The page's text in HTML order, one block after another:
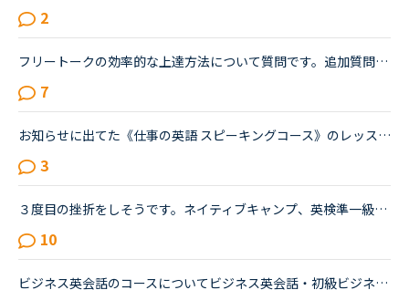
2
フリートークの効率的な上達方法について質問です。追加質問の為、コメントに投稿致しました。私はこれまで、Callan、SIDE by SIDE、文法等インプット中心の教材で約1年ほど受講してきましたが、今後はフリートー...
7
お知らせに出てた《仕事の英語 スピーキングコース》のレッスンをやってみた方いらっしゃいますか？仕事の際に、英語でプレゼンすることが多くなることをきっかけにビジネス英会話をもっと勉強しなきゃと焦ってた...
3
３度目の挫折をしそうです。ネイティブキャンプ、英検準一級の二次試験の対策をしていたころは、フリートークを使って、ネイティブキャンプに大変お世話になりました。でも、その後、どうしても授業を受けるのを...
10
ビジネス英会話のコースについてビジネス英会話・初級ビジネス英会話・中級ビジネス英会話・上級これらは、インプットがメインなコースな気がしますが、どのようにこれらのコースを利用していますか？ 利用されて...